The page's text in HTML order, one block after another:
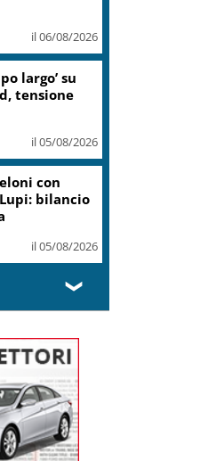
il 06/08/2026
largo’ su
tensione
il 05/08/2026
con
bilancio
il 05/08/2026
❯